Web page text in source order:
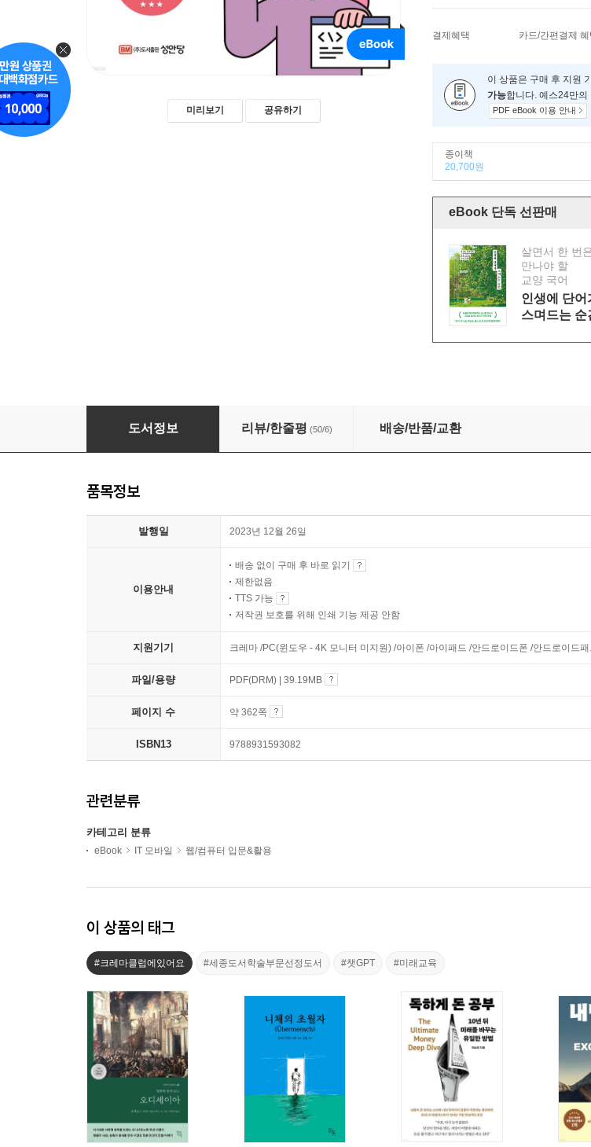
미리보기 공유하기
결제혜택 카드/간편결제
이 상품은 구매 후 지원
가능합니다. 예스24만
PDF eBook 이용 안내
종이책
20,700원
eBook 단독 선판매
살면서 한 번
만나야 할
교양 국어
인생에 단어
스며드는 순
챗GPT 교육 활용
도서정보 리뷰/한줄평 (50/6) 배송/반품/교환
품목정보
발행일 2023년 12월 26일
이용안내
배송 없이 구매 후 바로 읽기
제한없음
TTS 가능
저작권 보호를 위해 인쇄 기능 제공 안함
지원기기 크레마 /PC(윈도우 - 4K 모니터 미지원) /아이폰 /아이패드 /안드로이드폰 /안드로이드
파일/용량 PDF(DRM) | 39.19MB
페이지 수 약 362쪽
ISBN13 9788931593082
관련분류
카테고리 분류
eBook IT 모바일 웹/컴퓨터 입문&활용
이 상품의 태그
#크레마클럽에있어요 #세종도서학술부문선정도서 #챗GPT #미래교육